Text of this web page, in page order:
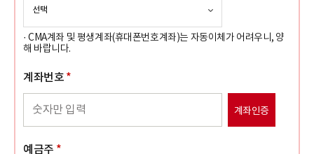
· CMA계좌 및 평생계좌(휴대폰번호계좌)는 자동이체가 어려우니, 양
해 바랍니다.
계좌번호 *
계좌인증
예금주 *